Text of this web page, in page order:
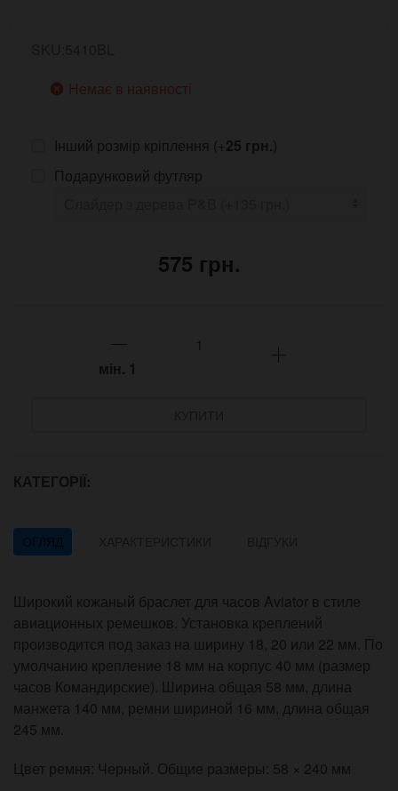
Немає в наявності
Інший розмір кріплення (+25 грн.)
Подарунковий футляр
575 грн.
мін. 1
КАТЕГОРІЇ:
ОГЛЯД
Широкий кожаный браслет для часов Aviator в стиле
авиационных ремешков. Установка креплений
производится под заказ на ширину 18, 20 или 22 мм. По
умолчанию крепление 18 мм на корпус 40 мм (размер
часов Командирские). Ширина общая 58 мм, длина
манжета 140 мм, ремни шириной 16 мм, длина общая
245 мм.
Цвет ремня: Черный. Общие размеры: 58 × 240 мм